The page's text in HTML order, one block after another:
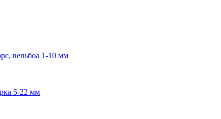
вельбоа 1-10 мм
5-22 мм